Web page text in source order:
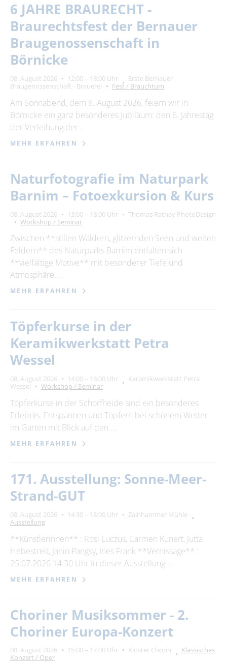
6 JAHRE BRAURECHT -
Braurechtsfest der Bernauer
Braugenossenschaft in
Börnicke
08. August 2026 12:00 – 18:00 Uhr
Erste Bernauer
Braugenossenschaft - Brauerei
Fest / Brauchtum
Am Sonnabend, dem 8. August 2026, feiern wir in
Börnicke ein ganz besonderes Jubiläum: den 6. Jahrestag
der Verleihung der …
MEHR ERFAHREN
Naturfotografie im Naturpark
Barnim – Fotoexkursion & Kurs
08. August 2026 13:00 – 18:00 Uhr
Thomas Rathay PhotoDesign
Workshop / Seminar
Zwischen **stillen Wäldern, glitzernden Seen und weiten
Feldern** des Naturparks Barnim entfalten sich
**vielfältige Motive** mit besonderer Tiefe und
Atmosphäre. …
MEHR ERFAHREN
Töpferkurse in der
Keramikwerkstatt Petra
Wessel
08. August 2026 14:00 – 16:00 Uhr
Keramikwerkstatt Petra
Wessel
Workshop / Seminar
Töpferkurse in der Schorfheide sind ein besonderes
Erlebnis. Entspannen und Töpfern bei schönem Wetter
im Garten mit Blick auf den …
MEHR ERFAHREN
171. Ausstellung: Sonne-Meer-
Strand-GUT
08. August 2026 14:30 – 18:00 Uhr
Zainhammer Mühle
Ausstellung
**Künstlerinnen** : Rosi Luczus, Carmen Kunert, Jutta
Hebestreit, Janin Pangsy, Ines Frank **Vernissage** :
25.07.2026 14:30 Uhr In dieser Ausstellung …
MEHR ERFAHREN
Choriner Musiksommer - 2.
Choriner Europa-Konzert
08. August 2026 15:00 – 17:00 Uhr Kloster Chorin
Klassisches
Konzert / Oper